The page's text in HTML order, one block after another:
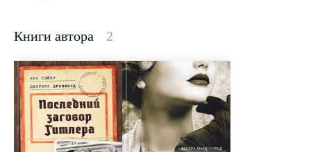
Книги автора 2